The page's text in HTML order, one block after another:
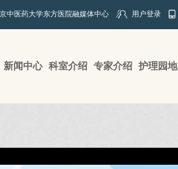
中医药大学东方医院融媒体中心 用户登录
新闻中心 科室介绍 专家介绍 护理园地